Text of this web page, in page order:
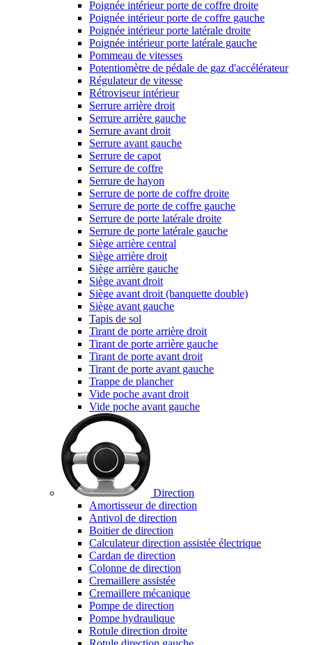
Poignée intérieur porte de coffre droite
Poignée intérieur porte de coffre gauche
Poignée intérieur porte latérale droite
Poignée intérieur porte latérale gauche
Pommeau de vitesses
Potentiomètre de pédale de gaz d'accélérateur
Régulateur de vitesse
Rétroviseur intérieur
Serrure arrière droit
Serrure arrière gauche
Serrure avant droit
Serrure avant gauche
Serrure de capot
Serrure de coffre
Serrure de hayon
Serrure de porte de coffre droite
Serrure de porte de coffre gauche
Serrure de porte latérale droite
Serrure de porte latérale gauche
Siège arrière central
Siège arrière droit
Siège arrière gauche
Siège avant droit
Siège avant droit (banquette double)
Siège avant gauche
Tapis de sol
Tirant de porte arrière droit
Tirant de porte arrière gauche
Tirant de porte avant droit
Tirant de porte avant gauche
Trappe de plancher
Vide poche avant droit
Vide poche avant gauche
Direction
Amortisseur de direction
Antivol de direction
Boitier de direction
Calculateur direction assistée électrique
Cardan de direction
Colonne de direction
Cremaillere assistée
Cremaillere mécanique
Pompe de direction
Pompe hydraulique
Rotule direction droite